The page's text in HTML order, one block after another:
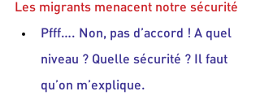
Les migrants menacent notre sécurité
Pfff…. Non, pas d’accord ! A quel
niveau ? Quelle sécurité ? Il faut
qu’on m’explique.